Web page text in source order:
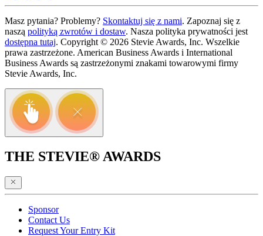
Masz pytania? Problemy? Skontaktuj się z nami. Zapoznaj się z
naszą polityką zwrotów i dostaw. Nasza polityka prywatności jest
dostępna tutaj. Copyright © 2026 Stevie Awards, Inc. Wszelkie
prawa zastrzeżone. American Business Awards i International
Business Awards są zastrzeżonymi znakami towarowymi firmy
Stevie Awards, Inc.
THE STEVIE® AWARDS
Sponsor
Contact Us
Request Your Entry Kit